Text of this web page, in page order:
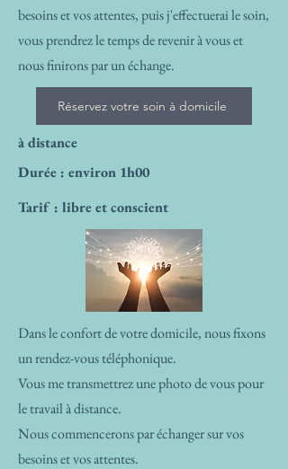
besoins et vos attentes, puis j'effectuerai le soin,
vous prendrez le temps de revenir à vous et
nous finirons par un échange.
Réservez votre soin à domicile
à distance
Durée : environ 1h00
Tarif : libre et conscient
Dans le confort de votre domicile, nous fixons
un rendez-vous téléphonique.
Vous me transmettrez une photo de vous pour
le travail à distance.
Nous commencerons par échanger sur vos
besoins et vos attentes.